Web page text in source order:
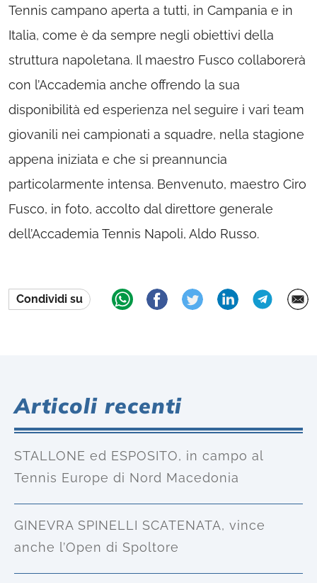
Tennis campano aperta a tutti, in Campania e in
Italia, come è da sempre negli obiettivi della
struttura napoletana. Il maestro Fusco collaborerà
con l’Accademia anche offrendo la sua
disponibilità ed esperienza nel seguire i vari team
giovanili nei campionati a squadre, nella stagione
appena iniziata e che si preannuncia
particolarmente intensa. Benvenuto, maestro Ciro
Fusco, in foto, accolto dal direttore generale
dell’Accademia Tennis Napoli, Aldo Russo.
Condividi su
Articoli recenti
STALLONE ed ESPOSITO, in campo al
Tennis Europe di Nord Macedonia
GINEVRA SPINELLI SCATENATA, vince
anche l’Open di Spoltore